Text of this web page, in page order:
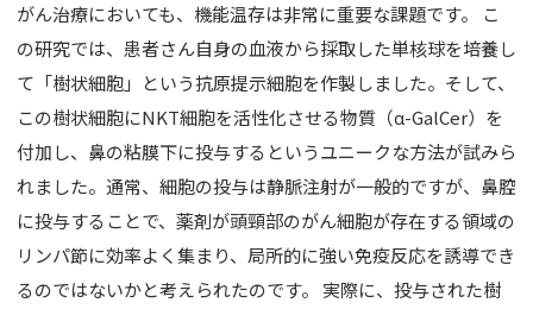
がん治療においても、機能温存は非常に重要な課題です。 こ
の研究では、患者さん自身の血液から採取した単核球を培養し
て「樹状細胞」という抗原提示細胞を作製しました。そして、
この樹状細胞にNKT細胞を活性化させる物質（α-GalCer）を
付加し、鼻の粘膜下に投与するというユニークな方法が試みら
れました。通常、細胞の投与は静脈注射が一般的ですが、鼻腔
に投与することで、薬剤が頭頸部のがん細胞が存在する領域の
リンパ節に効率よく集まり、局所的に強い免疫反応を誘導でき
るのではないかと考えられたのです。 実際に、投与された樹